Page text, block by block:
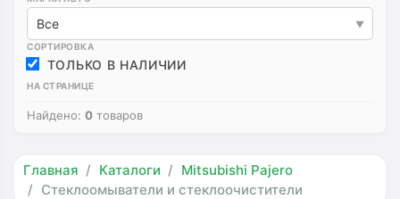
Все
СОРТИРОВКА
ТОЛЬКО В НАЛИЧИИ
НА СТРАНИЦЕ
Найдено: 0 товаров
Главная Каталоги
Mitsubishi Pajero
Стеклоомыватели и стеклоочистители